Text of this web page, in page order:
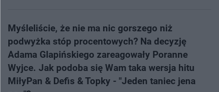
Myśleliście, że nie ma nic gorszego niż
podwyżka stóp procentowych? Na decyzję
Adama Glapińskiego zareagowały Poranne
Wyjce. Jak podoba się Wam taka wersja hitu
MiłyPan & Defis & Topky - "Jeden taniec jena